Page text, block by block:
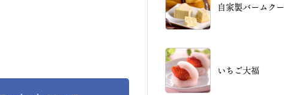
自家製バームク
いちご大福